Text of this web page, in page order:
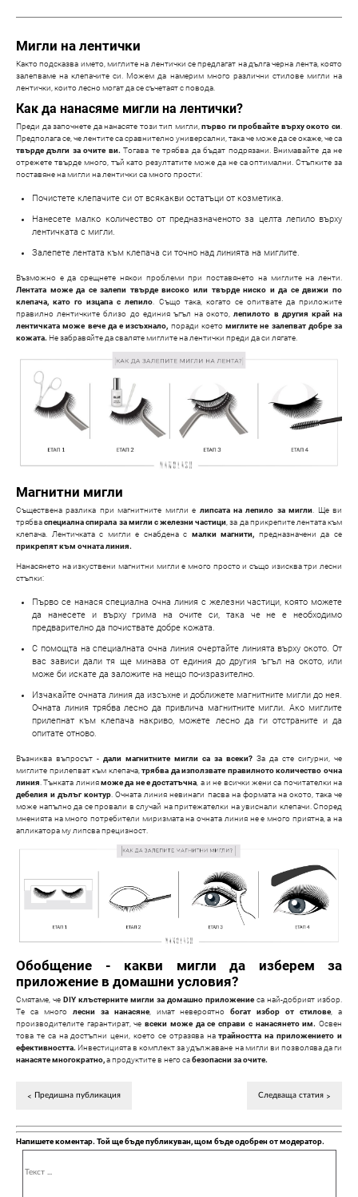
Мигли на лентички
Както подсказва името, миглите на лентички се предлагат на дълга черна лента, която
залепваме на клепачите си. Можем да намерим много различни стилове мигли на
лентички, които лесно могат да се съчетаят с повода.
Как да нанасяме мигли на лентички?
Преди да започнете да нанасяте този тип мигли,първо ги пробвайте върху окото си
Предполага се, че лентите са сравнително универсални, така че може да се окаже, че са
твърде дълги за очите ви. Тогава те трябва да бъдат подрязани. Внимавайте да не
отрежете твърде много, тъй като резултатите може да не са оптимални. Стъпките за
поставяне на мигли на лентички са много прости:
Почистете клепачите си от всякакви остатъци от козметика.
Нанесете малко количество от предназначеното за целта лепило върху
лентичката с мигли.
Залепете лентата към клепача си точно над линията на миглите.
Възможно е да срещнете някои проблеми при поставянето на миглите на ленти.
Лентата може да се залепи твърде високо или твърде ниско и да се движи по
клепача, като го изцапа с лепило . Също така, когато се опитвате да приложите
правилно лентичките близо до единия ъгъл на окото,лепилото в другия край на
лентичката може вече да е изсъхнало, поради което миглите не залепват добре за
кожата. Не забравяйте да сваляте миглите на лентички преди да си лягате.
Магнитни мигли
Съществена разлика при магнитните мигли е липсата на лепило за мигли . Ще ви
трябваспециална спирала за мигли с железни частици , за да прикрепите лентата към
клепача. Лентичката с мигли е снабдена с малки магнити, предназначени да се
прикрепят към очната линия.
Нанасянето на изкуствени магнитни мигли е много просто и също изисква три лесни
стъпки:
Първо се нанася специална очна линия с железни частици, която можете
да нанесете и върху грима на очите си, така че не е необходимо
предварително да почиствате добре кожата.
С помощта на специалната очна линия очертайте линията върху окото. От
вас зависи дали тя ще минава от единия до другия ъгъл на окото, или
може би искате да заложите на нещо по-изразително.
Изчакайте очната линия да изсъхне и доближете магнитните мигли до нея.
Очната линия трябва лесно да привлича магнитните мигли. Ако миглите
прилепнат към клепача накриво, можете лесно да ги отстраните и да
опитате отново.
Възниква въпросът - дали магнитните мигли са за всеки? За да сте сигурни, че
миглите прилепват към клепача,трябва да използвате правилното количество очна
линия . Тънката линияможе да не е достатъчна , а и не всички жени са почитателки на
дебелия и дълъг контур . Очната линия невинаги пасва на формата на окото, така че
може напълно да се провали в случай на притежателки на увиснали клепачи. Според
мненията на много потребители миризмата на очната линия не е много приятна, а на
апликатора му липсва прецизност.
Обобщение - какви мигли да изберем за
приложение в домашни условия?
Смятаме, че DIY клъстерните мигли за домашно приложениеса най-добрият избор.
Те са много лесни за нанасяне, имат невероятнобогат избор от стилове, а
производителите гарантират, чевсеки може да се справи с нанасянето им. Освен
това те са на достъпни цени, което се отразява натрайността на приложението и
ефективността. Инвестицията в комплект за удължаване на мигли ви позволява да ги
нанасяте многократно,а продуктите в него сабезопасни за очите.
Предишна публикация Следваща статия
Напишете коментар. Той ще бъде публикуван, щом бъде одобрен от модератор.